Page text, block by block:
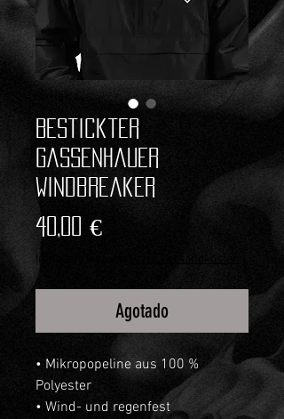
Bestickter
Gassenhauer
Windbreaker
40,00 €Precio
Impuesto incluido
Agotado
• Mikropopeline aus 100 %
Polyester
• Wind- und regenfest